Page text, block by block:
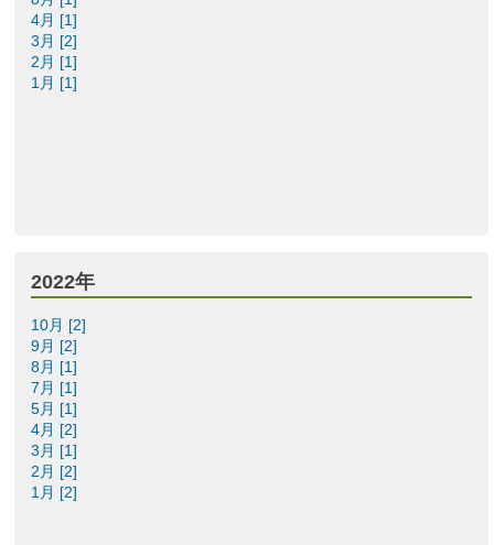
4月 [1]
3月 [2]
2月 [1]
1月 [1]
2022年
10月 [2]
9月 [2]
8月 [1]
7月 [1]
5月 [1]
4月 [2]
3月 [1]
2月 [2]
1月 [2]